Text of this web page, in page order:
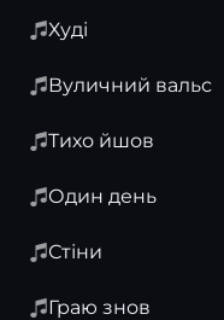
Худі
Вуличний вальс
Тихо йшов
Один день
Стіни
Граю знов